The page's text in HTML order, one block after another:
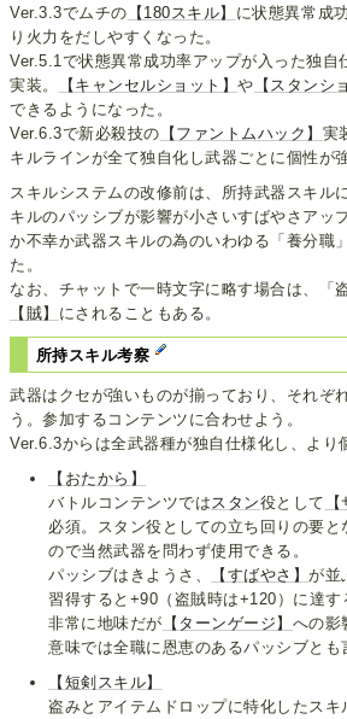
Ver.3.3でムチの 【180スキル】 に状態異常成
り火力をだしやすくなった。
Ver.5.1で状態異常成功率アップが入った独自
実装。
【キャンセルショット】や 【スタンシ
できるようになった。
Ver.6.3で新必殺技の 【ファントムハック】 実
キルラインが全て独自化し武器ごとに個性が
スキルシステムの改修前は、所持武器スキル
キルのパッシブが影響が小さいすばやさアッ
か不幸か武器スキルの為のいわゆる「養分職
た。
なお、チャットで一時文字に略す場合は、「
【賊】 にされることもある。
所持スキル考察
武器はクセが強いものが揃っており、それぞ
う。参加するコンテンツに合わせよう。
Ver.6.3からは全武器種が独自仕様化し、より
【おたから】
バトルコンテンツでは スタン役として
必須。スタン役としての立ち回りの要
ので当然武器を問わず使用できる。
パッシブはきようさ、
【すばやさ】が並
習得すると+90（盗賊時は+120）に達す
非常に地味だが 【ターンゲージ】 への影
意味では全職に恩恵のあるパッシブとも
【短剣スキル】
盗みとアイテムドロップに特化したスキ